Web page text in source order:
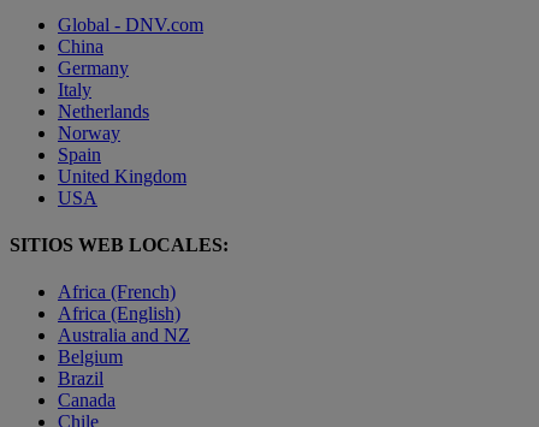
Global - DNV.com
China
Germany
Italy
Netherlands
Norway
Spain
United Kingdom
USA
SITIOS WEB LOCALES:
Africa (French)
Africa (English)
Australia and NZ
Belgium
Brazil
Canada
Chile